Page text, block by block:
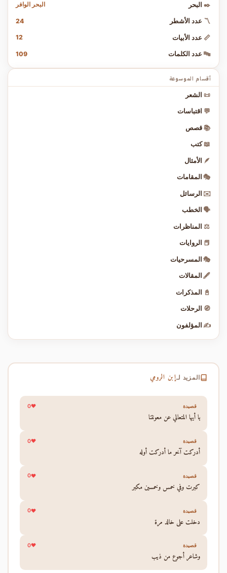
✒️ البحر البحر الوافر
〽️ عدد الأشطر 24
📏 عدد الأبيات 12
🔤 عدد الكلمات 109
أقسام الموسوعة
📜 الشعر
💬 اقتباسات
📚 قصص
📖 كتب
🪶 الأمثال
🎭 المقامات
✉️ الرسائل
🗣️ الخطب
⚖️ المناظرات
📕 الروايات
🎭 المسرحيات
🖋️ المقالات
📓 المذكرات
🧭 الرحلات
✍️ المؤلفون
المزيد لـإبن الرومي
قصيدة 0
يا أيها المتعالي عن معونتنا
قصيدة 0
أدركت آخر ما أدركت أوله
قصيدة 0
كبرت وفي خمس وخمسين مكبر
قصيدة 0
دخلت على خالد مرة
قصيدة 0
وشاعر أجوع من ذيب